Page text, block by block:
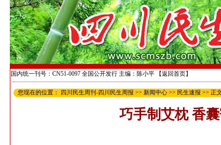
国内统一刊号：CN51-0097 全国公开发行 主编：陈小平 【返回首页】
您现在的位置： 四川民生周刊-四川民生周报 >> 新闻中心 >> 民生速报 >> 正
巧手制艾枕 香